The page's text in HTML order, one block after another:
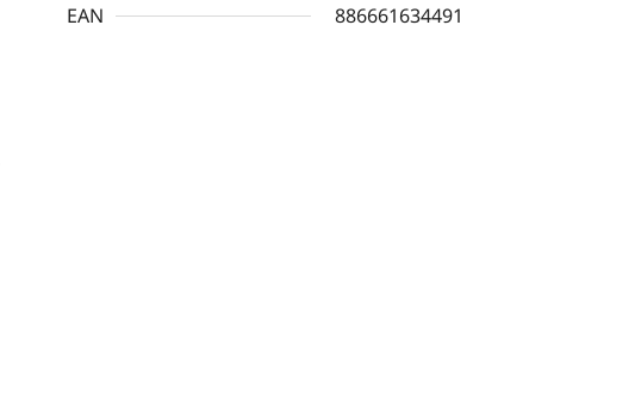
EAN
886661634491